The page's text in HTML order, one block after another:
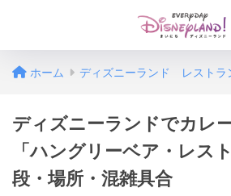
ホーム ディズニーランド レストラ
ディズニーランドでカレ
「ハングリーベア・レス
段・場所・混雑具合